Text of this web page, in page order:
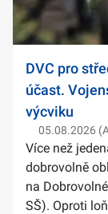
DVC pro
účast.
výcviku
05.08.2026
Více než
dobrovolně
na
SŠ). Oproti